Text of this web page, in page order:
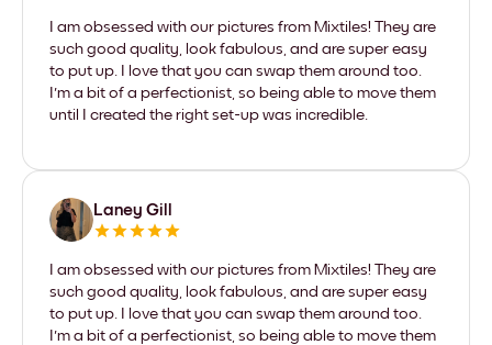
I am obsessed with our pictures from Mixtiles! They are
such good quality, look fabulous, and are super easy
to put up. I love that you can swap them around too.
I'm a bit of a perfectionist, so being able to move them
until I created the right set-up was incredible.
Laney Gill
I am obsessed with our pictures from Mixtiles! They are
such good quality, look fabulous, and are super easy
to put up. I love that you can swap them around too.
I'm a bit of a perfectionist, so being able to move them